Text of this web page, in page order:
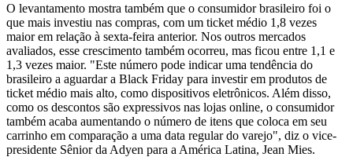
O levantamento mostra também que o consumidor brasileiro foi o
que mais investiu nas compras, com um ticket médio 1,8 vezes
maior em relação à sexta-feira anterior. Nos outros mercados
avaliados, esse crescimento também ocorreu, mas ficou entre 1,1 e
1,3 vezes maior. "Este número pode indicar uma tendência do
brasileiro a aguardar a Black Friday para investir em produtos de
ticket médio mais alto, como dispositivos eletrônicos. Além disso,
como os descontos são expressivos nas lojas online, o consumidor
também acaba aumentando o número de itens que coloca em seu
carrinho em comparação a uma data regular do varejo", diz o vice-
presidente Sênior da Adyen para a América Latina, Jean Mies.